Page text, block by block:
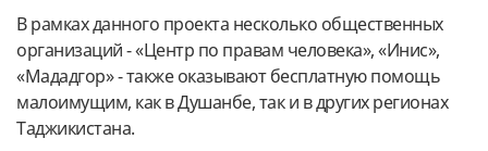
В рамках данного проекта несколько общественных
организаций - «Центр по правам человека», «Инис»,
«Мададгор» - также оказывают бесплатную помощь
малоимущим, как в Душанбе, так и в других регионах
Таджикистана.